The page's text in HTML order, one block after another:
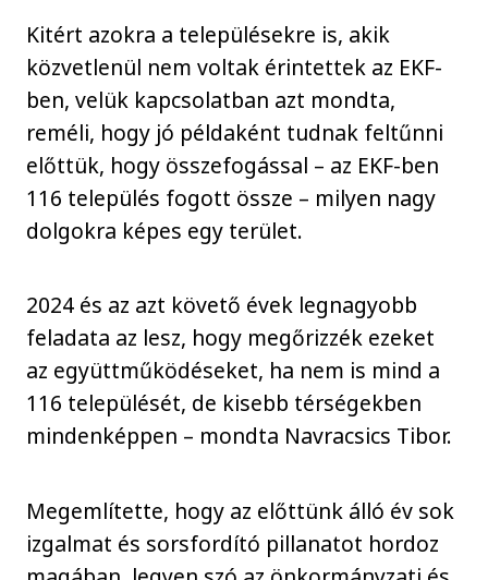
Kitért azokra a településekre is, akik
közvetlenül nem voltak érintettek az EKF-
ben, velük kapcsolatban azt mondta,
reméli, hogy jó példaként tudnak feltűnni
előttük, hogy összefogással – az EKF-ben
116 település fogott össze – milyen nagy
dolgokra képes egy terület.
2024 és az azt követő évek legnagyobb
feladata az lesz, hogy megőrizzék ezeket
az együttműködéseket, ha nem is mind a
116 települését, de kisebb térségekben
mindenképpen – mondta Navracsics Tibor.
Megemlítette, hogy az előttünk álló év sok
izgalmat és sorsfordító pillanatot hordoz